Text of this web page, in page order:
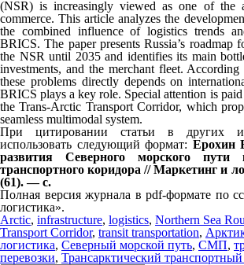
(NSR) is increasingly viewed as one of the
commerce. This article analyzes the
the combined influence of logistics trends
BRICS. The paper presents Russia’s roadmap
the NSR until 2035 and identifies its main
investments, and the merchant fleet.
these problems directly depends on
BRICS plays a key role. Special attention is
the Trans-Arctic Transport Corridor, which
seamless multimodal system.
При цитировании статьи в других
использовать следующий формат: Ерохин
развития Северного морского пути
транспортного коридора // Маркетинг и
(61). — с.
Полная версия журнала в pdf-формате по
логистика».
Arctic, infrastructure, logistics, Northern Sea
Transport Corridor, transit transportation,
логистика, Северный морской путь, СМП,
перевозки, Трансарктический